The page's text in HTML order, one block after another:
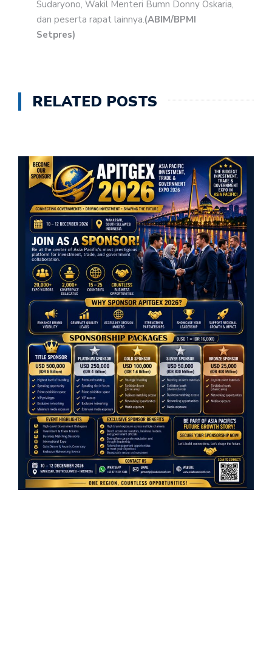
Sudaryono, Wakil Menteri Bumn Donny Oskaria,
dan peserta rapat lainnya.(ABIM/BPMI
Setpres)
RELATED POSTS